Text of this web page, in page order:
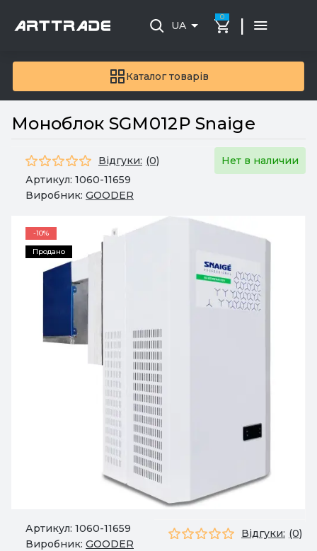
Каталог товарів
UA
0 |
Моноблок SGM012P Snaige
Відгуки: (0)
Нет в наличии
Артикул: 1060-11659
Виробник: GOODER
-10%
Продано
Артикул: 1060-11659
Виробник: GOODER
Відгуки: (0)